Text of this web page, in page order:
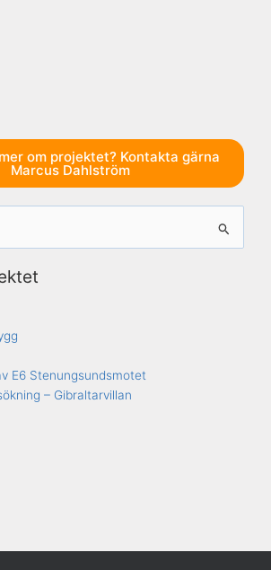
om projektet? Kontakta gärna
Marcus Dahlström
E6 Stenungsundsmotet
– Gibraltarvillan